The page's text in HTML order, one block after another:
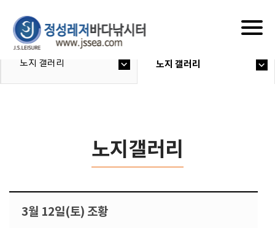
노지 갤러리 노지 갤러리
노지갤러리
3월 12일(토) 조황